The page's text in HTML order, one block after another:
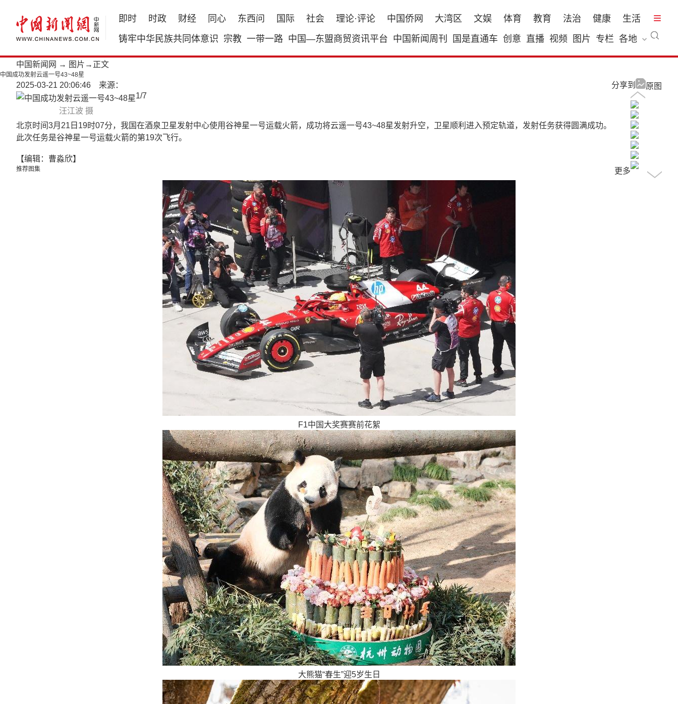
即时 时政 财经 同心 东西问 国际 社会 理论·评论 中国侨网 大湾区 文娱 体育 教育 法治 健康
生活
铸牢中华民族共同体意识 宗教 一带一路 中国—东盟商贸资讯平台 中国新闻周刊 国是直通车 创意 直播 视频 图片 专栏 各地
中国新闻网 → 图片 →正文
中国成功发射云遥一号43~48星
2025-03-21 20:06:46 来源： 原图
分享到
汪江波 摄
1/7
北京时间3月21日19时07分，我国在酒泉卫星发射中心使用谷神星一号运载火箭，成功将云遥一号43~48星发射升空，卫星顺利进入预定轨道，发射任务获得圆满成功。
此次任务是谷神星一号运载火箭的第19次飞行。
【编辑：曹淼欣】
推荐图集 更多
F1中国大奖赛赛前花絮
大熊猫“春生”迎5岁生日